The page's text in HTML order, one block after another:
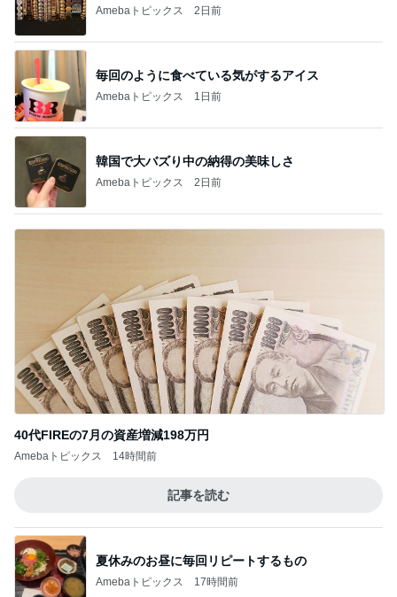
Amebaトピックス 2日前
毎回のように食べている気がするアイス
Amebaトピックス 1日前
韓国で大バズり中の納得の美味しさ
Amebaトピックス 2日前
40代FIREの7月の資産増減198万円
Amebaトピックス 14時間前
記事を読む
夏休みのお昼に毎回リピートするもの
Amebaトピックス 17時間前